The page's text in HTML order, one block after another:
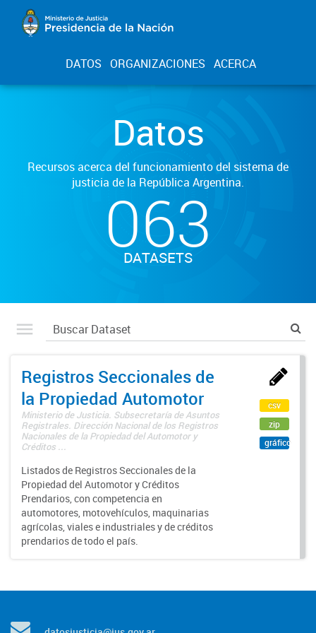
DATOS ORGANIZACIONES ACERCA
Datos
Recursos acerca del funcionamiento del sistema de
justicia de la República Argentina.
063
DATASETS
Registros Seccionales de
la Propiedad Automotor
Ministerio de Justicia. Subsecretaría de Asuntos
Registrales. Dirección Nacional de los Registros
Nacionales de la Propiedad del Automotor y
Créditos ...
Listados de Registros Seccionales de la
Propiedad del Automotor y Créditos
Prendarios, con competencia en
automotores, motovehículos, maquinarias
agrícolas, viales e industriales y de créditos
prendarios de todo el país.
csv
zip
gráfico